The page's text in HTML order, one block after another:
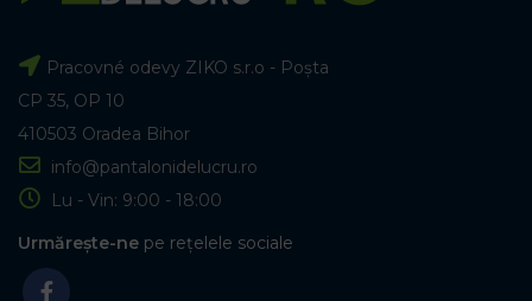
Pracovné odevy ZIKO s.r.o - Poșta
CP 35, OP 10
410503 Oradea Bihor
info@pantalonidelucru.ro
Lu - Vin: 9:00 - 18:00
Urmărește-ne pe rețelele sociale